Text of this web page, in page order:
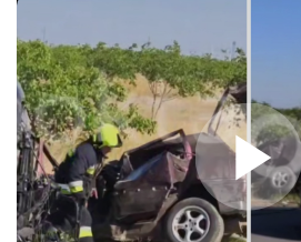
Play